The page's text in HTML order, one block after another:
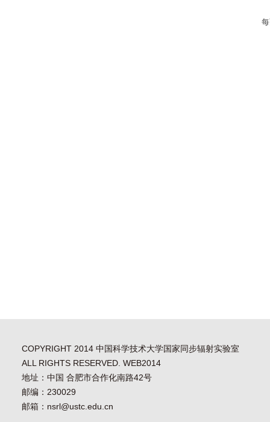
COPYRIGHT 2014 中国科学技术大学国家同步辐射实验室
ALL RIGHTS RESERVED. WEB2014
地址：中国 合肥市合作化南路42号
邮编：230029
邮箱：nsrl@ustc.edu.cn